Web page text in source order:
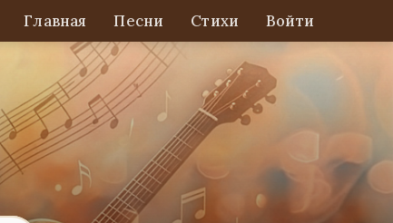
Главная Песни Стихи Войти